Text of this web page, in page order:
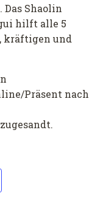
Das Shaolin
hilft alle 5
kräftigen und
Präsent nach